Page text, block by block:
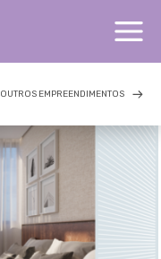
OUTROS EMPREENDIMENTOS